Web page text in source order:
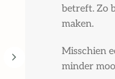
betreft. Zo
maken.
Misschien
minder